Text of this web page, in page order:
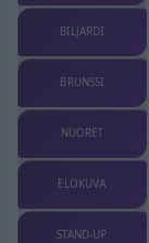
BILJARDI
BRUNSSI
NUORET
ELOKUVA
STAND-UP